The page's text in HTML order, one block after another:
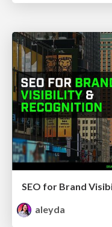
SEO for Brand
aleyda